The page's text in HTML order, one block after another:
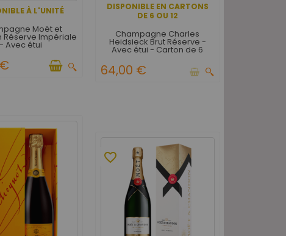
À L'UNITÉ
Moët et
Réserve Impériale
- Avec étui
DISPONIBLE EN CARTONS
DE 6 OU 12
Champagne Charles
Heidsieck Brut Réserve -
Avec étui - Carton de 6
64,00 €
favorite_border